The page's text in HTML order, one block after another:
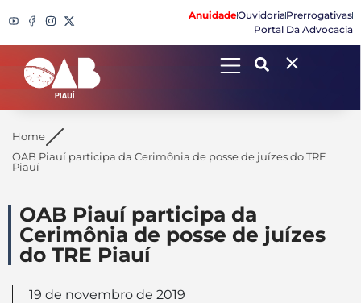
AnuidadeOuvidoriaPrerrogativas
Portal Da Advocacia
Search
Home
OAB Piauí participa da Cerimônia de posse de juízes do TRE
Piauí
OAB Piauí participa da
Cerimônia de posse de juízes
do TRE Piauí
19 de novembro de 2019